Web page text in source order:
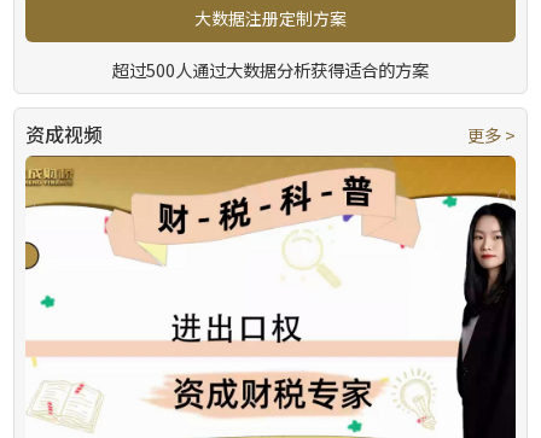
大数据注册定制方案
超过500人通过大数据分析获得适合的方案
资成视频 更多 >